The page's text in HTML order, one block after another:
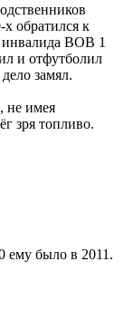
обратился к
инвалида ВОВ 1
и отфутболил
замял.
не имея
зря топливо.
ему было в 2011.